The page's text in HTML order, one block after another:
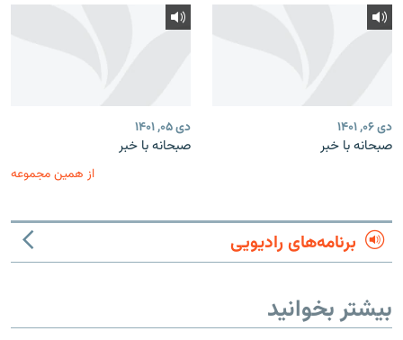
دی ۰۶, ۱۴۰۱
صبحانه با خبر
دی ۰۵, ۱۴۰۱
صبحانه با خبر
از همین مجموعه
برنامه‌های رادیویی
بیشتر بخوانید